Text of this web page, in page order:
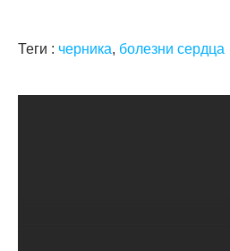
Теги : черника, болезни сердца